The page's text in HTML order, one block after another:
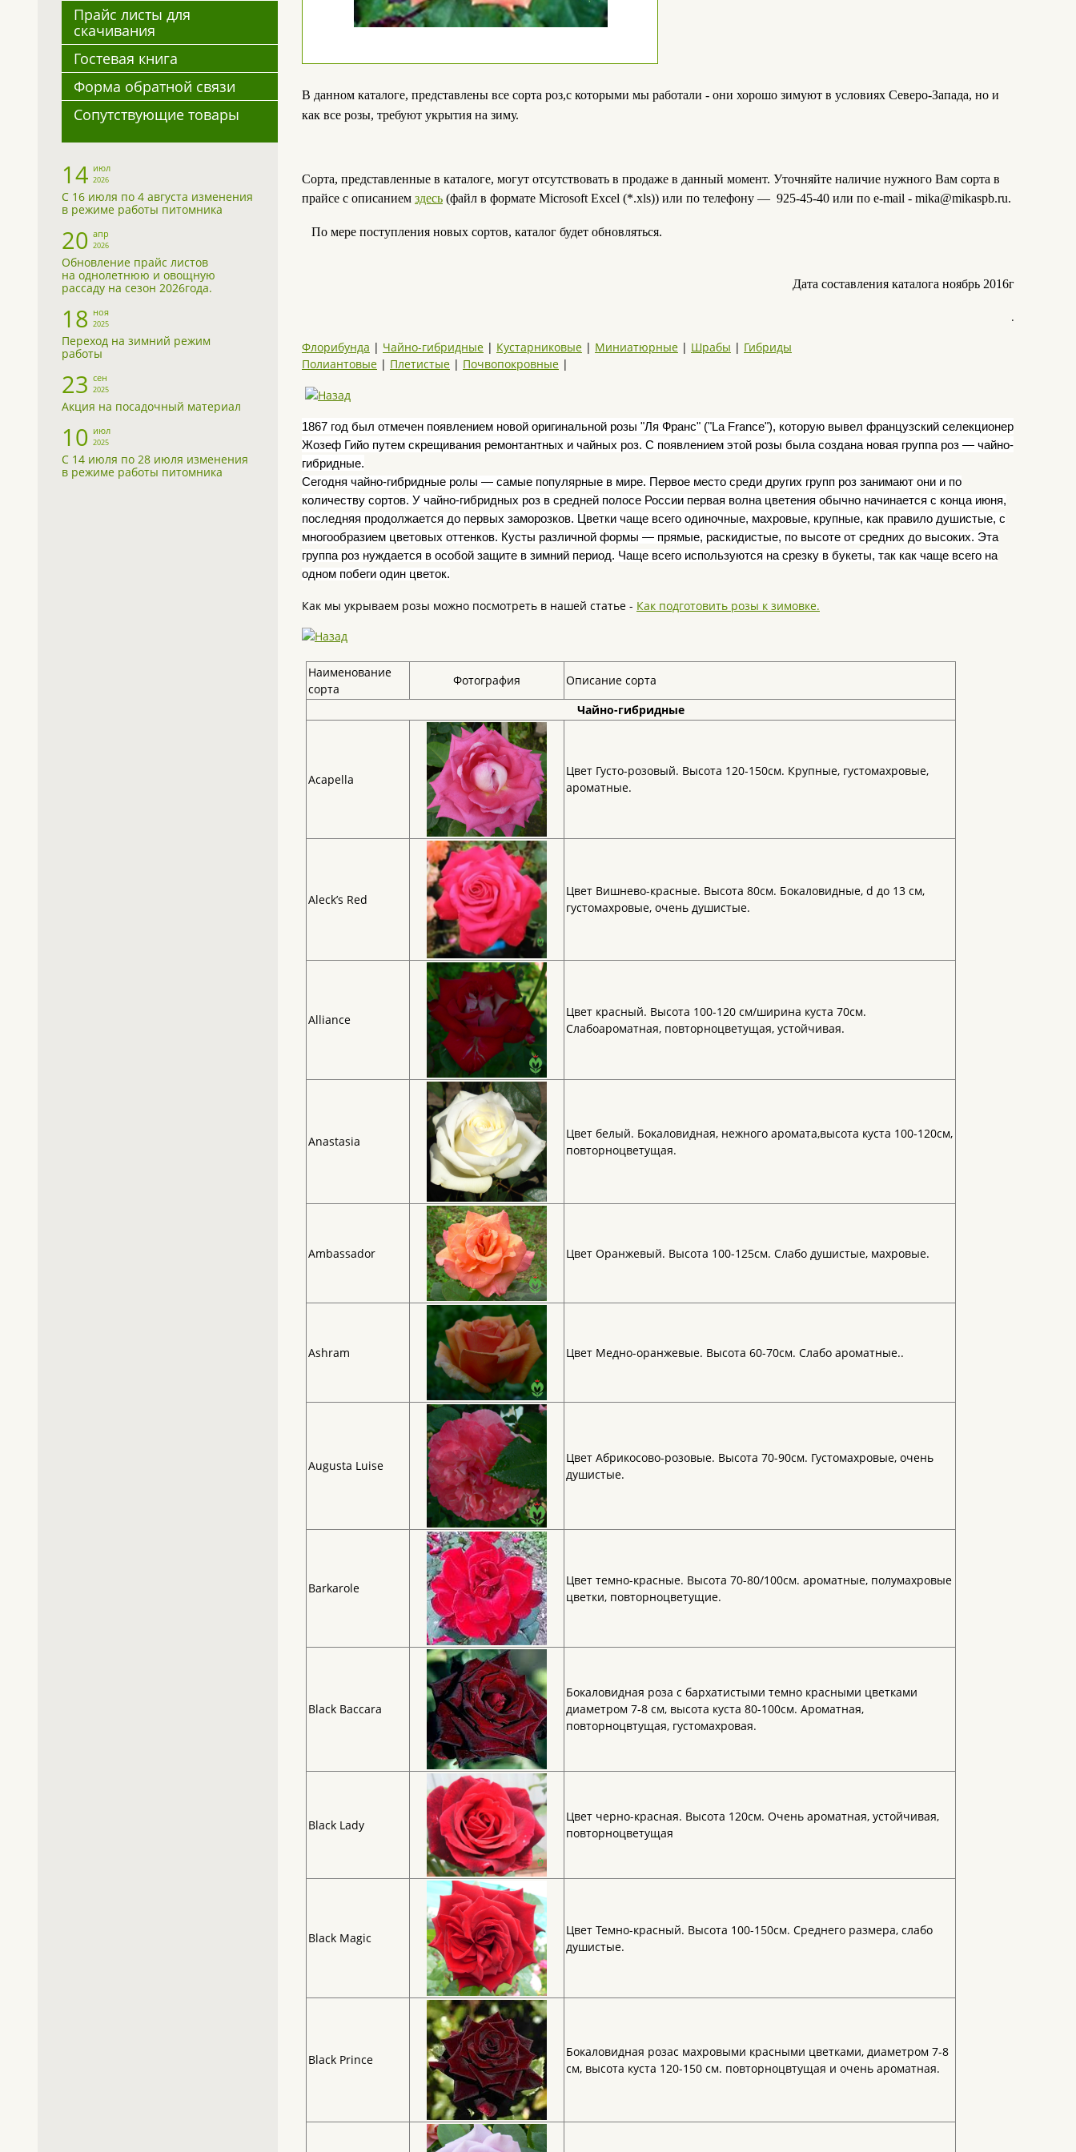
Прайс листы для
скачивания
Гостевая книга
Форма обратной связи
Сопутствующие товары
14 июл
2026
С 16 июля по 4 августа изменения
в режиме работы питомника
20 апр
2026
Обновление прайс листов
на однолетнюю и овощную
рассаду на сезон 2026года.
18 ноя
2025
Переход на зимний режим
работы
23 сен
2025
Акция на посадочный материал
10 июл
2025
С 14 июля по 28 июля изменения
в режиме работы питомника
В данном каталоге, представлены все сорта роз,с которыми мы работали - они хорошо зимуют в условиях Северо-Запада, но и
как все розы, требуют укрытия на зиму.
Сорта, представленные в каталоге, могут отсутствовать в продаже в данный момент. Уточняйте наличие нужного Вам сорта в
прайсе с описанием здесь (файл в формате Microsoft Excel (*.xls)) или по телефону — 925-45-40 или по e-mail - mika@mikaspb.ru.
По мере поступления новых сортов, каталог будет обновляться.
Дата составления каталога ноябрь 2016г
.
Флорибунда | Чайно-гибридные | Кустарниковые | Миниатюрные | Шрабы | Гибриды
Полиантовые | Плетистые | Почвопокровные |
1867 год был отмечен появлением новой оригинальной розы "Ля Франс" ("La France"), которую вывел французский селекционер
Жозеф Гийо путем скрещивания ремонтантных и чайных роз. С появлением этой розы была создана новая группа роз — чайно-
гибридные.
Сегодня чайно-гибридные ролы — самые популярные в мире. Первое место среди других групп роз занимают они и по
количеству сортов. У чайно-гибридных роз в средней полосе России первая волна цветения обычно начинается с конца июня,
последняя продолжается до первых заморозков. Цветки чаще всего одиночные, махровые, крупные, как правило душистые, с
многообразием цветовых оттенков. Кусты различной формы — прямые, раскидистые, по высоте от средних до высоких. Эта
группа роз нуждается в особой защите в зимний период. Чаще всего используются на срезку в букеты, так как чаще всего на
одном побеги один цветок.
Как мы укрываем розы можно посмотреть в нашей статье - Как подготовить розы к зимовке.
Наименование
сорта
Фотография
Описание сорта
Чайно-гибридные
Acapella
Цвет Густо-розовый. Высота 120-150см. Крупные, густомахровые,
ароматные.
Aleck’s Red
Цвет Вишнево-красные. Высота 80см. Бокаловидные, d до 13 см,
густомахровые, очень душистые.
Alliance
Цвет красный. Высота 100-120 см/ширина куста 70см.
Слабоароматная, повторноцветущая, устойчивая.
Anastasia
Цвет белый. Бокаловидная, нежного аромата,высота куста 100-120см,
повторноцветущая.
Ambassador Цвет Оранжевый. Высота 100-125см. Слабо душистые, махровые.
Ashram Цвет Медно-оранжевые. Высота 60-70см. Слабо ароматные..
Augusta Luise
Цвет Абрикосово-розовые. Высота 70-90см. Густомахровые, очень
душистые.
Barkarole
Цвет темно-красные. Высота 70-80/100см. ароматные, полумахровые
цветки, повторноцветущие.
Black Baccara
Бокаловидная роза с бархатистыми темно красными цветками
диаметром 7-8 см, высота куста 80-100см. Ароматная,
повторноцвтущая, густомахровая.
Black Lady
Цвет черно-красная. Высота 120см. Очень ароматная, устойчивая,
повторноцветущая
Black Magic
Цвет Темно-красный. Высота 100-150см. Среднего размера, слабо
душистые.
Black Prince
Бокаловидная розас махровыми красными цветками, диаметром 7-8
см, высота куста 120-150 см. повторноцвтущая и очень ароматная.